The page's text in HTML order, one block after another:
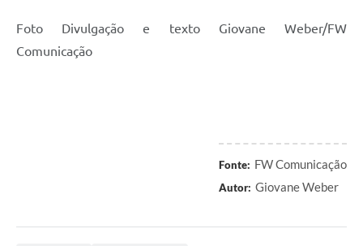
Foto Divulgação e texto Giovane Weber/FW
Comunicação
Fonte: FW Comunicação
Autor: Giovane Weber